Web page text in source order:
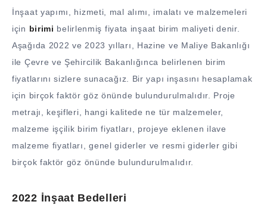
İnşaat yapımı, hizmeti, mal alımı, imalatı ve malzemeleri
için birimi belirlenmiş fiyata inşaat birim maliyeti denir.
Aşağıda 2022 ve 2023 yılları, Hazine ve Maliye Bakanlığı
ile Çevre ve Şehircilik Bakanlığınca belirlenen birim
fiyatlarını sizlere sunacağız. Bir yapı inşasını hesaplamak
için birçok faktör göz önünde bulundurulmalıdır. Proje
metrajı, keşifleri, hangi kalitede ne tür malzemeler,
malzeme işçilik birim fiyatları, projeye eklenen ilave
malzeme fiyatları, genel giderler ve resmi giderler gibi
birçok faktör göz önünde bulundurulmalıdır.
2022 İnşaat Bedelleri